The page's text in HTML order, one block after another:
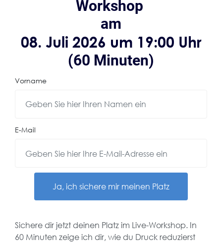
Workshop
am
08. Juli 2026 um 19:00 Uhr
(60 Minuten)
Vorname
E-Mail
Ja, ich sichere mir meinen Platz
Sichere dir jetzt deinen Platz im Live-Workshop. In
60 Minuten zeige ich dir, wie du Druck reduzierst